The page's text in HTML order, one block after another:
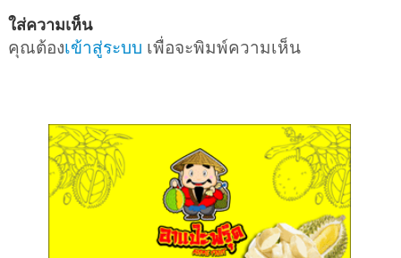
ใส่ความเห็น
คุณต้องเข้าสู่ระบบ เพื่อจะพิมพ์ความเห็น